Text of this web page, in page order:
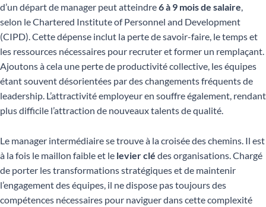
d’un départ de manager peut atteindre6 à 9 mois de salaire,
selon le Chartered Institute of Personnel and Development
(CIPD). Cette dépense inclut la perte de savoir-faire, le temps et
les ressources nécessaires pour recruter et former un remplaçant.
Ajoutons à cela une perte de productivité collective, les équipes
étant souvent désorientées par des changements fréquents de
leadership. L’attractivité employeur en souffre également, rendant
plus difficile l’attraction de nouveaux talents de qualité.
Le manager intermédiaire se trouve à la croisée des chemins. Il est
à la fois le maillon faible et le levier clé des organisations. Chargé
de porter les transformations stratégiques et de maintenir
l’engagement des équipes, il ne dispose pas toujours des
compétences nécessaires pour naviguer dans cette complexité